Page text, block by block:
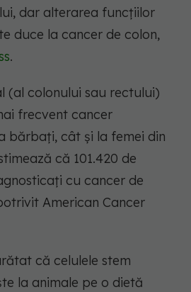
dar alterarea funcțiilor
duce la cancer de colon,
.
(al colonului sau rectului)
frecvent cancer
bărbați, cât și la femei din
că 101.420 de
cu cancer de
American Cancer
că celulele stem
la animale pe o dietă